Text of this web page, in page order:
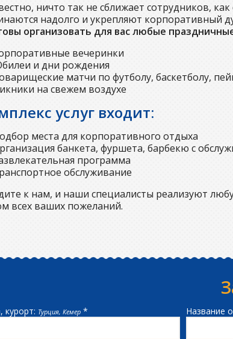
ничто так не сближает сотрудников,
надолго и укрепляют корпоративный
организовать для вас любые
вечеринки
и дни рождения
матчи по футболу, баскетболу,
на свежем воздухе
услуг входит:
места для корпоративного отдыха
банкета, фуршета, барбекю с
программа
обслуживание
к нам, и наши специалисты реализуют
всех ваших пожеланий.
курорт: Турция, Кемер * Название